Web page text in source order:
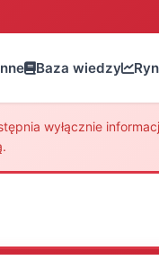
Baza wiedzy
wyłącznie